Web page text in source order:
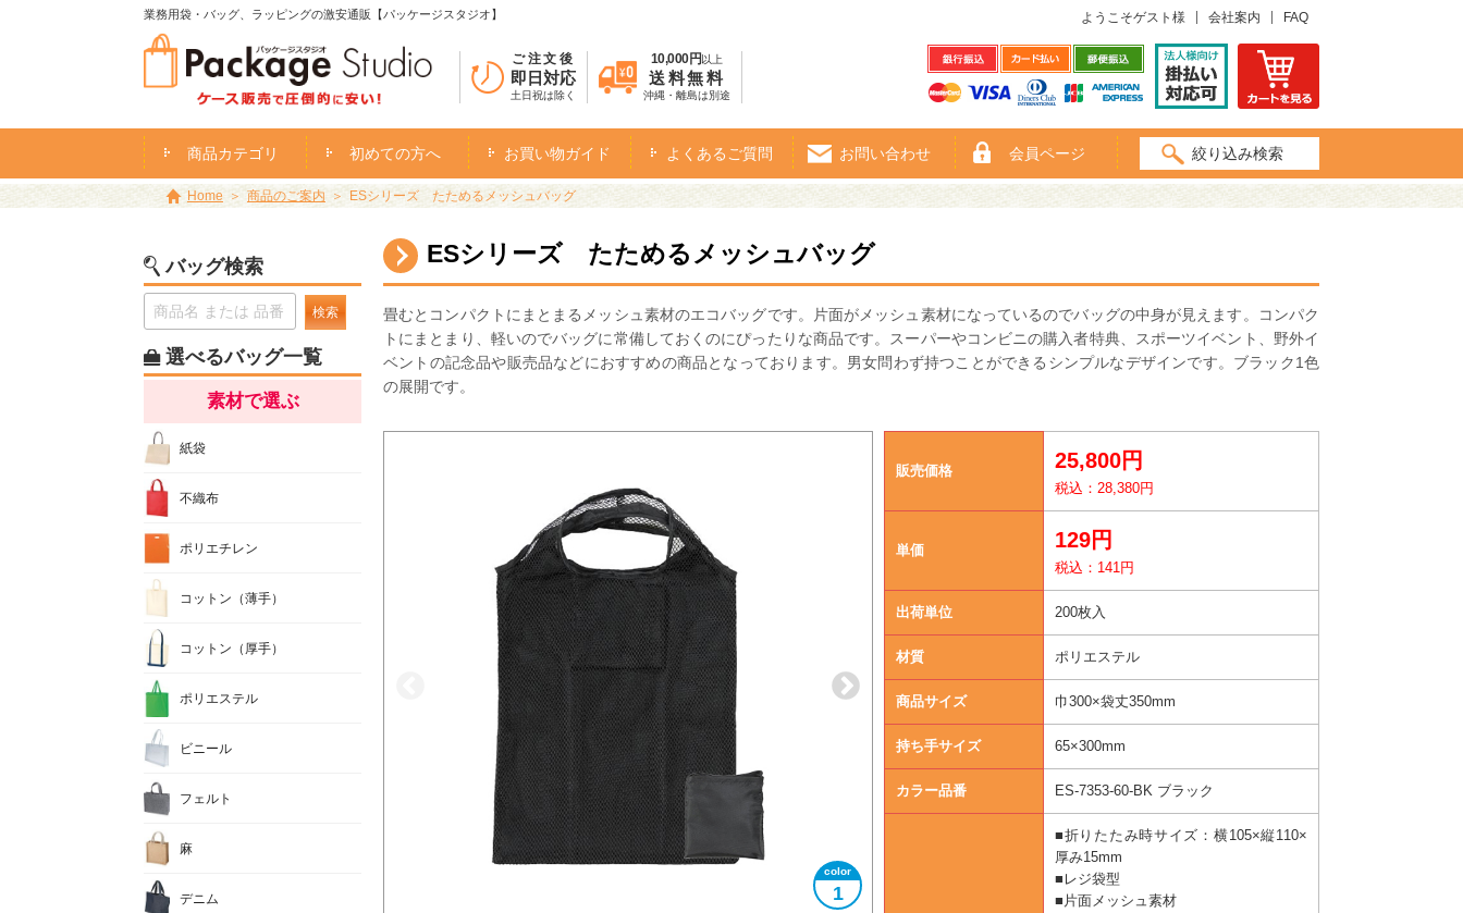
業務用袋・バッグ、ラッピングの激安通販【パッケージスタジオ】
ご注文後
即日対応
土日祝は除く
10,000円 以上
送料無料
沖縄・離島は別途
ようこそゲスト様 会社案内 FAQ
商品カテゴリ 初めての方へ お買い物ガイド よくあるご質問 お問い合わせ 会員ページ 絞り込み検索
Home 商品のご案内 ESシリーズ たためるメッシュバッグ
ESシリーズ たためるメッシュバッグ
畳むとコンパクトにまとまるメッシュ素材のエコバッグです。片面がメッシュ素材になっているのでバッグの中身が見えます。コンパク
トにまとまり、軽いのでバッグに常備しておくのにぴったりな商品です。スーパーやコンビニの購入者特典、スポーツイベント、野外イ
ベントの記念品や販売品などにおすすめの商品となっております。男女問わず持つことができるシンプルなデザインです。ブラック1色
の展開です。
1
販売価格 25,800円
税込：28,380円
単価 129円
税込：141円
出荷単位 200枚入
材質 ポリエステル
商品サイズ 巾300×袋丈350mm
持ち手サイズ 65×300mm
カラー品番 ES-7353-60-BK ブラック
■折りたたみ時サイズ：横105×縦110×
厚み15mm
■レジ袋型
■片面メッシュ素材
バッグ検索
検索
選べるバッグ一覧
素材で選ぶ
紙袋
不織布
ポリエチレン
コットン（薄手）
コットン（厚手）
ポリエステル
ビニール
フェルト
麻
デニム